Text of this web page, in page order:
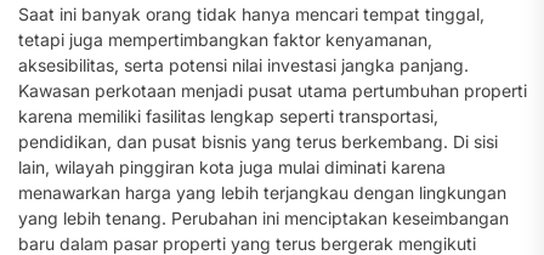
Saat ini banyak orang tidak hanya mencari tempat tinggal,
tetapi juga mempertimbangkan faktor kenyamanan,
aksesibilitas, serta potensi nilai investasi jangka panjang.
Kawasan perkotaan menjadi pusat utama pertumbuhan properti
karena memiliki fasilitas lengkap seperti transportasi,
pendidikan, dan pusat bisnis yang terus berkembang. Di sisi
lain, wilayah pinggiran kota juga mulai diminati karena
menawarkan harga yang lebih terjangkau dengan lingkungan
yang lebih tenang. Perubahan ini menciptakan keseimbangan
baru dalam pasar properti yang terus bergerak mengikuti